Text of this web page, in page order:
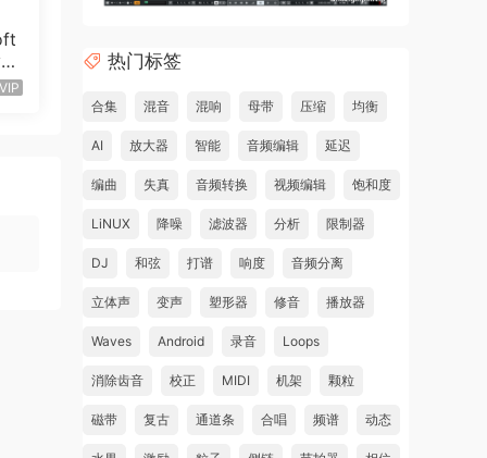
热门标签
合集 混音 混响 母带 压缩 均衡
AI 放大器 智能 音频编辑 延迟
编曲 失真 音频转换 视频编辑 饱和度
LiNUX 降噪 滤波器 分析 限制器
DJ 和弦 打谱 响度 音频分离
立体声 变声 塑形器 修音 播放器
Waves Android 录音 Loops
消除齿音 校正 MIDI 机架 颗粒
磁带 复古 通道条 合唱 频谱 动态